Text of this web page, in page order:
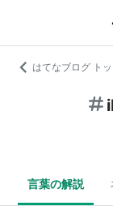
はてなブログ ト
言葉の解説